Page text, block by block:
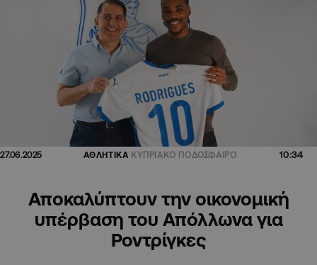
27.06.2025 ΑΘΛΗΤΙΚΑ ΚΥΠΡΙΑΚΟ ΠΟΔΟΣΦΑΙΡΟ 10:34
Αποκαλύπτουν την οικονομική
υπέρβαση του Απόλλωνα για
Ροντρίγκες